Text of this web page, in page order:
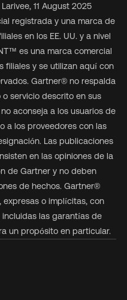
11 August 2025
registrada y una marca de
en los EE. UU. y a nivel
es una marca comercial
filiales y se utilizan aquí con
Gartner® no respalda
servicio descrito en sus
aconseja a los usuarios de
a los proveedores con las
Las publicaciones
en las opiniones de la
de Gartner y no deben
de hechos. Gartner®
o implícitas, con
las garantías de
un propósito en particular.